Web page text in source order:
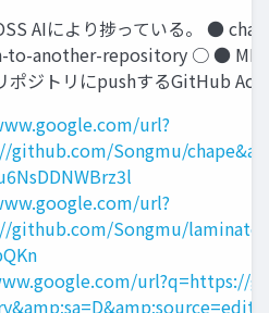
AIにより捗っている。 ●
another-repository ○ ● MP3
ポジトリにpushするGitHub
url?
Songmu/
url?
Songmu/
url?q=https://